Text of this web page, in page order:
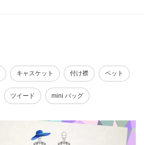
キャスケット 付け襟 ペット
ツイード mini バッグ